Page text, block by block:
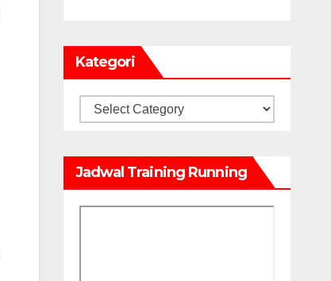
Kategori
Kategori
Jadwal Training Running